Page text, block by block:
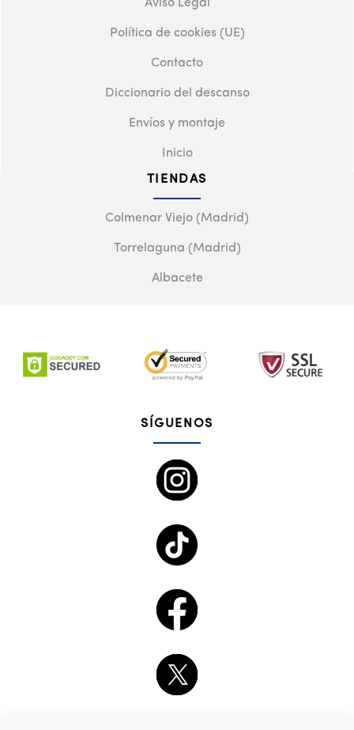
Aviso Legal
Política de cookies (UE)
Contacto
Diccionario del descanso
Envíos y montaje
Inicio
TIENDAS
Colmenar Viejo (Madrid)
Torrelaguna (Madrid)
Albacete
SÍGUENOS